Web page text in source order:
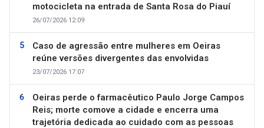
motocicleta na entrada de Santa Rosa do Piauí
26/07/2026 12:09
Caso de agressão entre mulheres em Oeiras
reúne versões divergentes das envolvidas
23/07/2026 17:07
Oeiras perde o farmacêutico Paulo Jorge Campos
Reis; morte comove a cidade e encerra uma
trajetória dedicada ao cuidado com as pessoas